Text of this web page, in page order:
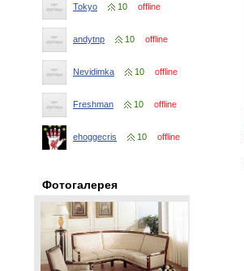
Tokyo 10 offline
andytnp 10 offline
Nevidimka 10 offline
Freshman 10 offline
ehoggecris 10 offline
Фотогалерея